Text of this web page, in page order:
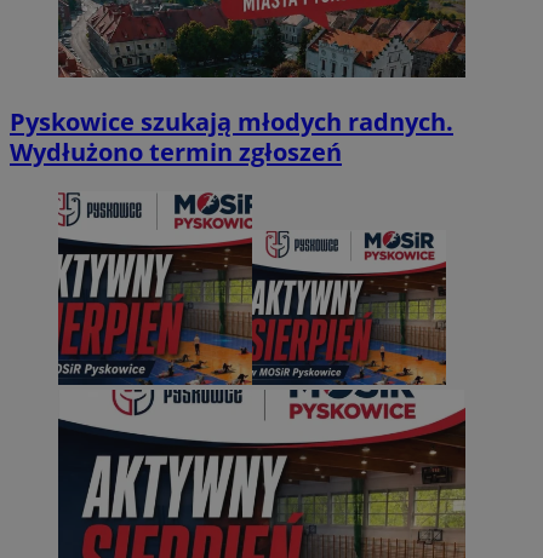
Pyskowice szukają młodych radnych.
Wydłużono termin zgłoszeń